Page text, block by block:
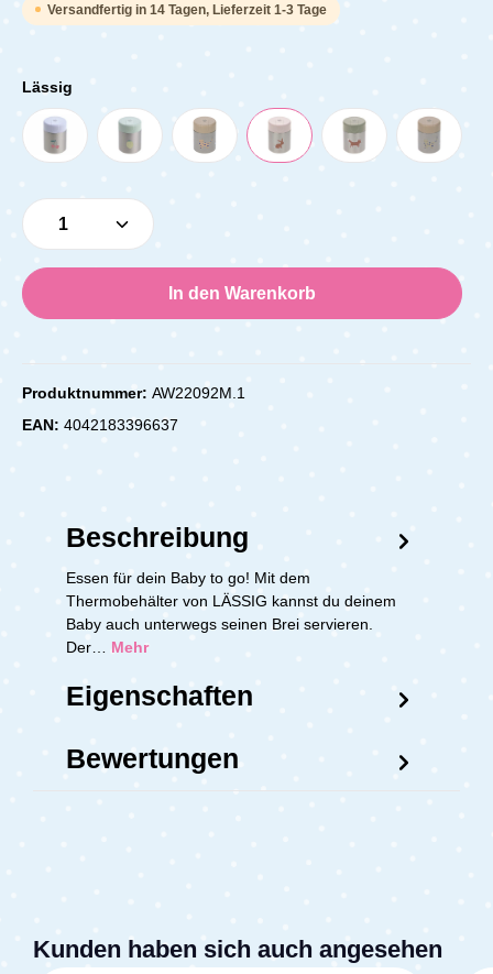
Versandfertig in 14 Tagen, Lieferzeit 1-3 Tage
Lässig
Produkt Anzahl: Gib den gewünschten
In den Warenkorb
Produktnummer: AW22092M.1
EAN: 4042183396637
Beschreibung
Essen für dein Baby to go! Mit dem
Thermobehälter von LÄSSIG kannst du deinem
Baby auch unterwegs seinen Brei servieren.
Der… Mehr
Eigenschaften
Bewertungen
Kunden haben sich auch angesehen